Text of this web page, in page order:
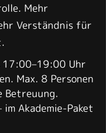
Mehr
Verständnis für
17:00–19:00 Uhr
Max. 8 Personen
Betreuung.
Akademie-Paket